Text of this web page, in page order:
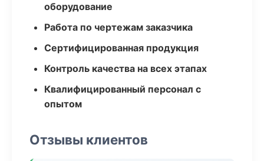
оборудование
Работа по чертежам заказчика
Сертифицированная продукция
Контроль качества на всех этапах
Квалифицированный персонал с
опытом
Отзывы клиентов